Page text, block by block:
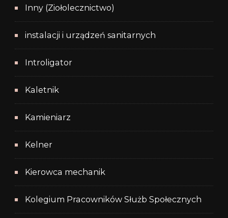
Inny (Ziołolecznictwo)
instalacji i urządzeń sanitarnych
Introligator
Kaletnik
Kamieniarz
Kelner
Kierowca mechanik
Kolegium Pracowników Służb Społecznych